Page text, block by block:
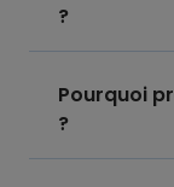
?
Pourquoi
?